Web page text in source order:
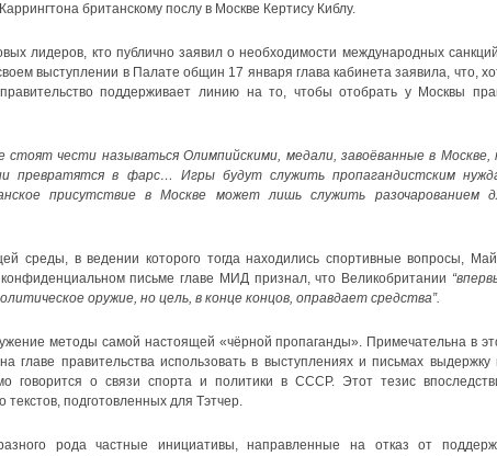
британскому послу в Москве Кертису Киблу.
лидеров, кто публично заявил о необходимости международных
выступлении в Палате общин 17 января глава кабинета заявила, что,
поддерживает линию на то, чтобы отобрать у Москвы
стоят чести называться Олимпийскими, медали, завоёванные в Москве,
превратятся в фарс… Игры будут служить пропагандистским
присутствие в Москве может лишь служить разочарованием
среды, в ведении которого тогда находились спортивные вопросы,
письме главе МИД признал, что Великобритании
оружие, но цель, в конце концов, оправдает средства”.
методы самой настоящей «чёрной пропаганды». Примечательна в
главе правительства использовать в выступлениях и письмах выдержку
о связи спорта и политики в СССР. Этот тезис
текстов, подготовленных для Тэтчер.
рода частные инициативы, направленные на отказ от